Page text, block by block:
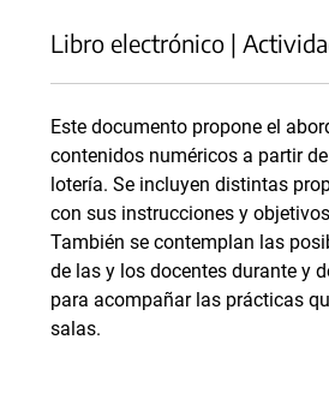
Libro electrónico |
Este documento propone el
contenidos numéricos a partir
lotería. Se incluyen distintas
con sus instrucciones y
También se contemplan las
de las y los docentes durante y
para acompañar las prácticas
salas.